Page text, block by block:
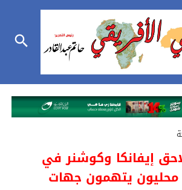
إيفانكا وكوشنر في
محليون يتهمون جهات